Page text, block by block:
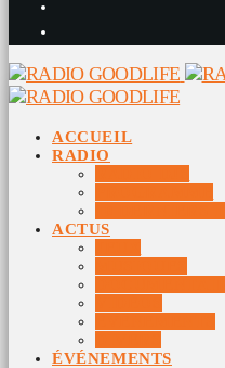
ACCUEIL
RADIO
ACTUS
ÉVÉNEMENTS